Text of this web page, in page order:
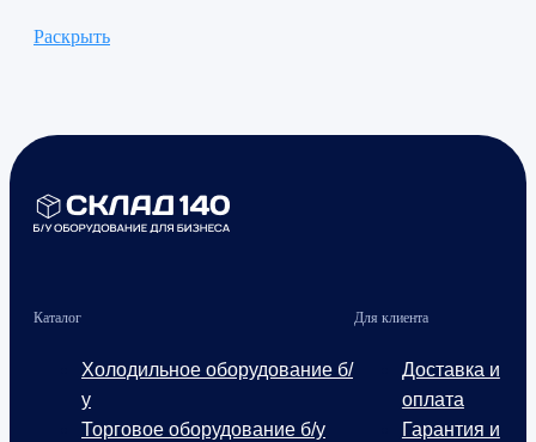
Раскрыть
Каталог
Холодильное оборудование б/
у
Торговое оборудование б/у
Для клиента
Доставка и
оплата
Гарантия и